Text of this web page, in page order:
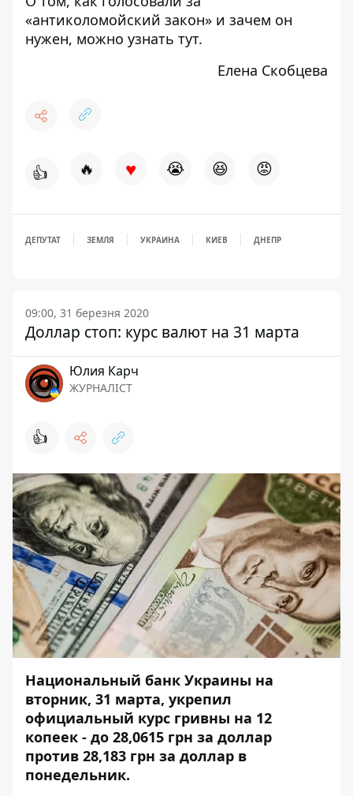
«антиколомойский закон» и зачем он
нужен, можно узнать тут.
Елена Скобцева
👍 🔥 ♥ 😭 😆 😡
ДЕПУТАТ ЗЕМЛЯ УКРАИНА КИЕВ ДНЕПР
09:00, 31 березня 2020
Доллар стоп: курс валют на 31 марта
Юлия Карч
ЖУРНАЛІСТ
👍
Национальный банк Украины на
вторник, 31 марта, укрепил
официальный курс гривны на 12
копеек - до 28,0615 грн за доллар
против 28,183 грн за доллар в
понедельник.